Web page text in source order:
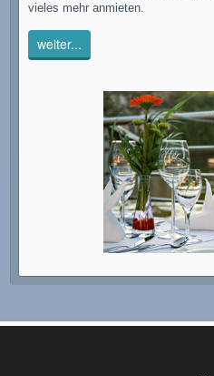
vieles mehr anmieten.
weiter...